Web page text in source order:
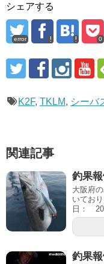
シェアする
error 0
K2F, TKLM, シーバ
関連記事
釣果
大阪府
いてお
日：
釣果